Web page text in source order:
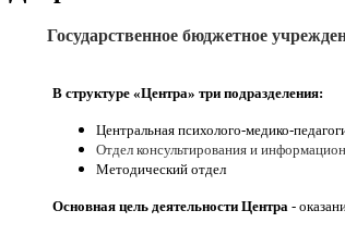
Государственное бюджетное
В структуре «Центра» три подразделения:
Центральная психолого-медико-
Отдел консультирования и
Методический отдел
Основная цель деятельности Центра -